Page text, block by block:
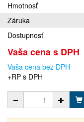
Hmotnosť
Záruka
Dostupnosť
Vaša cena s DPH
Vaša cena bez DPH
+RP s DPH